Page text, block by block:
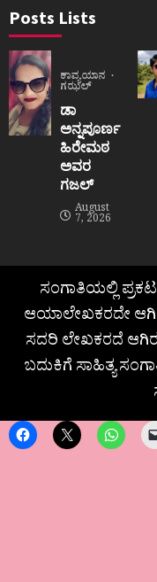
Posts Lists
ಕಾವ್ಯಯಾನ
ಗಝಲ್
ಡಾ
ಅನ್ನಪೂರ್ಣ
ಹಿರೇಮಠ
ಅವರ
ಗಜಲ್
August
7, 2026
ಸಂಗಾತಿಯಲ್ಲಿ
ಆಯಾಲೇಖಕರದೇ
ಸದರಿ ಲೇಖಕರದೆ
ಬದುಕಿಗೆ ಸಾಹಿತ್ಯ